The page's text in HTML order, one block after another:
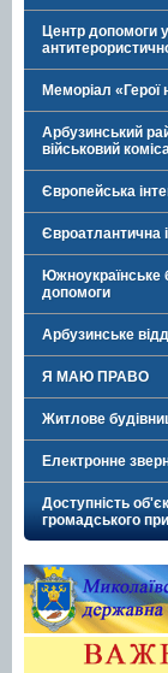
Центр допомоги
Меморіал
Арбузинський
військовий
Європейська
Євроатлантична
Южноукраїнське
допомоги
Арбузинське
Я МАЮ ПРАВО
Житлове
Електронне
Доступність
громадського